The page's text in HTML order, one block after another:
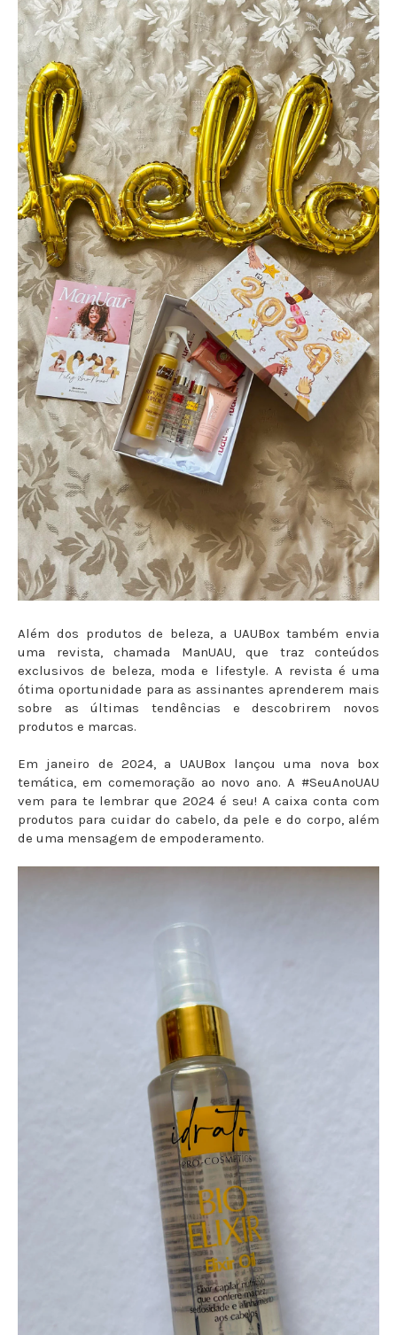
Além dos produtos de beleza, a UAUBox também envia
uma revista, chamada ManUAU, que traz conteúdos
exclusivos de beleza, moda e lifestyle. A revista é uma
ótima oportunidade para as assinantes aprenderem mais
sobre as últimas tendências e descobrirem novos
produtos e marcas.
Em janeiro de 2024, a UAUBox lançou uma nova box
temática, em comemoração ao novo ano. A #SeuAnoUAU
vem para te lembrar que 2024 é seu! A caixa conta com
produtos para cuidar do cabelo, da pele e do corpo, além
de uma mensagem de empoderamento.